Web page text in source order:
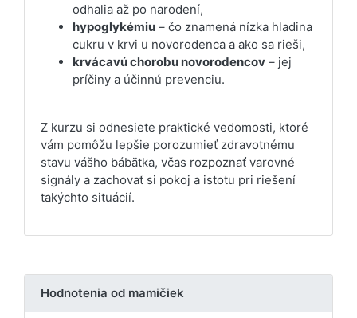
odhalia až po narodení,
hypoglykémiu – čo znamená nízka hladina
cukru v krvi u novorodenca a ako sa rieši,
krvácavú chorobu novorodencov – jej
príčiny a účinnú prevenciu.
Z kurzu si odnesiete praktické vedomosti, ktoré
vám pomôžu lepšie porozumieť zdravotnému
stavu vášho bábätka, včas rozpoznať varovné
signály a zachovať si pokoj a istotu pri riešení
takýchto situácií.
Hodnotenia od mamičiek